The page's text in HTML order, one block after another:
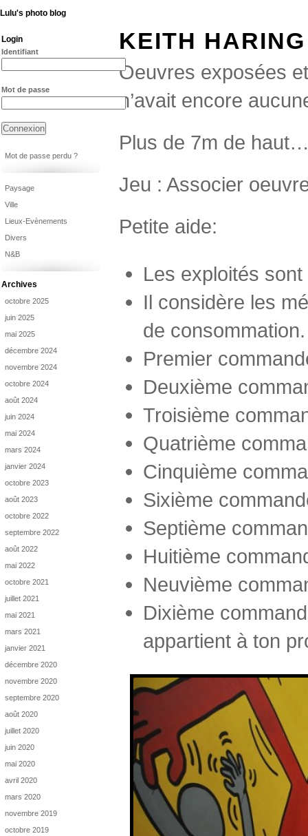
Lulu's photo blog
KEITH
Oeuvres exposées
n’avait encore
Plus de 7m de
Jeu : Associer
Petite aide:
Les exploités
Il considère les
de consommation.
Premier
Deuxième
Troisième
Quatrième
Cinquième
Sixième
Septième
Huitième
Neuvième
Dixième
appartient à ton
Login
Identifiant
Mot de passe
Mot de passe perdu ?
Paysage
Ville
Lieux-Evènements
Divers
N&B
Archives
octobre 2025
juin 2025
mai 2025
décembre 2024
novembre 2024
octobre 2024
août 2024
juin 2024
mai 2024
mars 2024
janvier 2024
octobre 2023
août 2023
octobre 2022
septembre 2022
août 2022
mai 2022
octobre 2021
juillet 2021
mai 2021
mars 2021
janvier 2021
décembre 2020
novembre 2020
septembre 2020
août 2020
juillet 2020
juin 2020
mai 2020
avril 2020
mars 2020
novembre 2019
octobre 2019